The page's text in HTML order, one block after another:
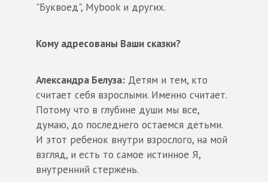
"Буквоед", Mybook и других.
Кому адресованы Ваши сказки?
Александра Белуза: Детям и тем, кто
считает себя взрослыми. Именно считает.
Потому что в глубине души мы все,
думаю, до последнего остаемся детьми.
И этот ребенок внутри взрослого, на мой
взгляд, и есть то самое истинное Я,
внутренний стержень.